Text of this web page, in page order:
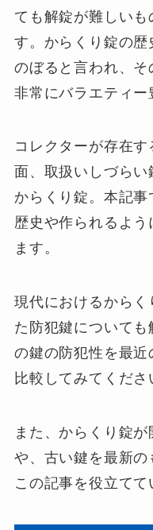
ても解錠が難しいも
す。からくり錠の
のぼると言われ、
非常にバラエティー
コレクターが存在
面、取扱いしづら
からくり錠。本記
歴史や作られるよう
ます。
現代におけるからく
た防犯鍵について
の鍵の防犯性を最近
比較してみてくださ
また、からくり錠
や、古い鍵を最新の
この記事を役立てて